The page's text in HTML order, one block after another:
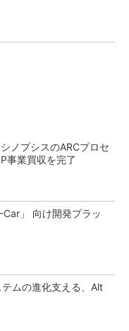
ノプシスのARCプロセ
事業買収を完了
」 向け開発プラッ
ムの進化支える、Alt